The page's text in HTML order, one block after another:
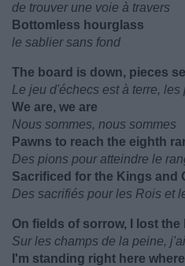
de trouver une voie à travers
Bottomless hourglass
le sablier sans fond
The board is down, pieces
Le jeu d'échecs est à terre,
We are, we are
Nous sommes, nous sommes
Pawns to reach the eighth
Des pions pour atteindre le
Sacrificed for the Kings and
Des sacrifiés pour les Rois et
On fields of sorrow, I lost the
Sur les champs de la peine,
I'm standing right here